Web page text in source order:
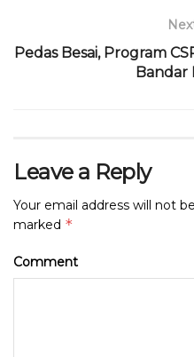
Pedas Besai, Program
Bandar
Leave a Reply
Your email address will not
marked *
Comment